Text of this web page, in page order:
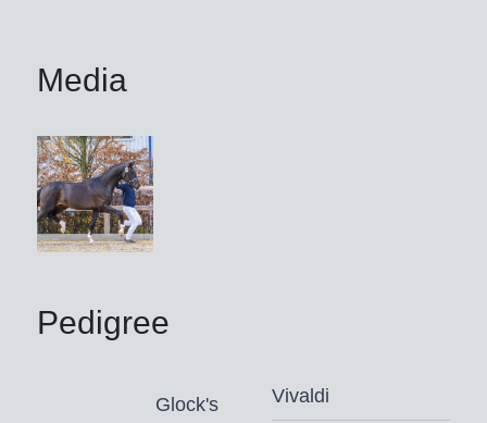
Media
Pedigree
Glock's
Vivaldi